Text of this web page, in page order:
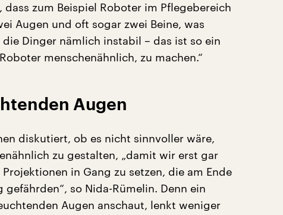
dass zum Beispiel Roboter im Pflegebereich
Augen und oft sogar zwei Beine, was
Dinger nämlich instabil – das ist so ein
menschenähnlich, zu machen.“
Augen
diskutiert, ob es nicht sinnvoller wäre,
zu gestalten, „damit wir erst gar
in Gang zu setzen, die am Ende
so Nida-Rümelin. Denn ein
Augen anschaut, lenkt weniger